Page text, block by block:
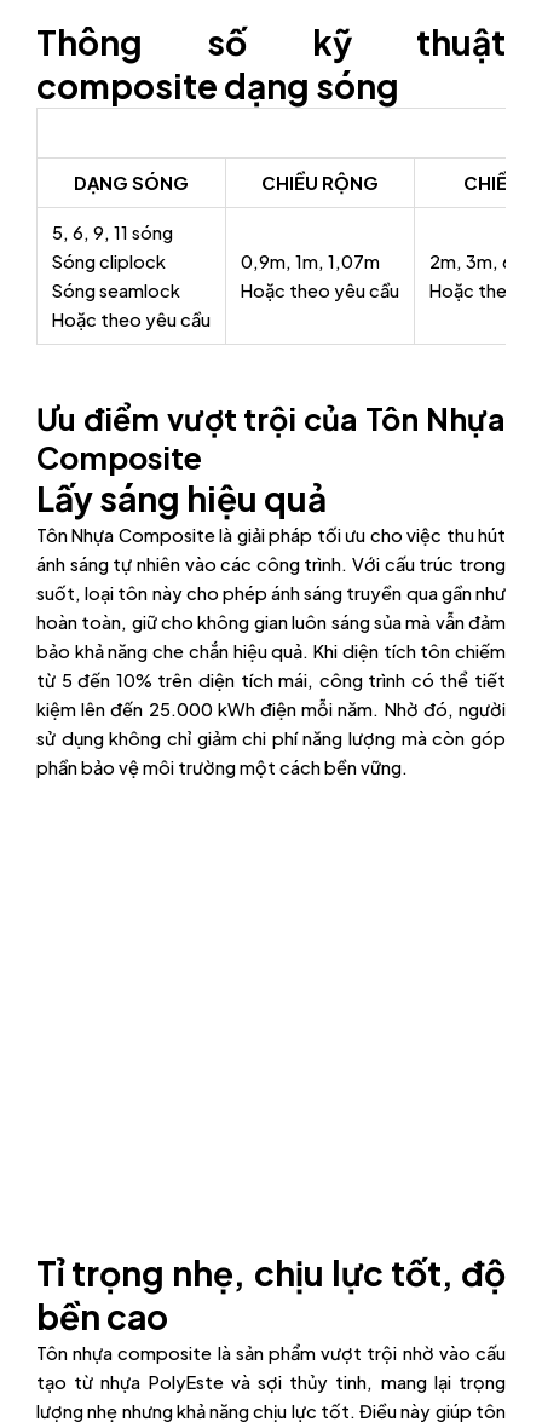
Thông số kỹ thuật
composite dạng sóng
DẠNG SÓNG CHIỀU RỘNG CHIỀU
5, 6, 9, 11 sóng
Sóng cliplock
Sóng seamlock
Hoặc theo yêu cầu
0,9m, 1m, 1,07m
Hoặc theo yêu cầu
2m, 3m, 6m,
Hoặc theo
Ưu điểm vượt trội của Tôn Nhựa
Composite
Lấy sáng hiệu quả
Tôn Nhựa Composite là giải pháp tối ưu cho việc thu hút
ánh sáng tự nhiên vào các công trình. Với cấu trúc trong
suốt, loại tôn này cho phép ánh sáng truyền qua gần như
hoàn toàn, giữ cho không gian luôn sáng sủa mà vẫn đảm
bảo khả năng che chắn hiệu quả. Khi diện tích tôn chiếm
từ 5 đến 10% trên diện tích mái, công trình có thể tiết
kiệm lên đến 25.000 kWh điện mỗi năm. Nhờ đó, người
sử dụng không chỉ giảm chi phí năng lượng mà còn góp
phần bảo vệ môi trường một cách bền vững.
Tỉ trọng nhẹ, chịu lực tốt, độ
bền cao
Tôn nhựa composite là sản phẩm vượt trội nhờ vào cấu
tạo từ nhựa PolyEste và sợi thủy tinh, mang lại trọng
lượng nhẹ nhưng khả năng chịu lực tốt. Điều này giúp tôn